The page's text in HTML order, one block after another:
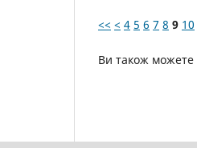
<< < 4 5 6 7 8 9 10
Ви також можете